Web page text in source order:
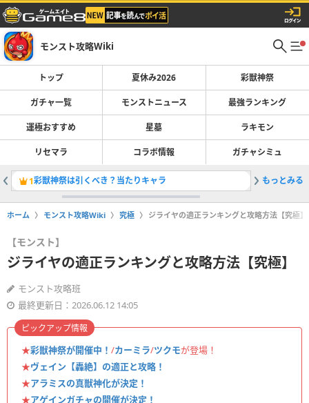
モンスト攻略Wiki
トップ 夏休み2026 彩獣神祭
ガチャ一覧 モンストニュース 最強ランキング
運極おすすめ 星墓 ラキモン
リセマラ コラボ情報 ガチャシミュ
1彩獣神祭は引くべき？当たりキャラ 2最強キ
もっとみる
ホーム モンスト攻略Wiki 究極 ジライヤの適正ランキングと攻略方法【究極】
【モンスト】
ジライヤの適正ランキングと攻略方法【究極】
モンスト攻略班
最終更新日：2026.06.12 14:05
★彩獣神祭が開催中！ /カーミラ/ツクモが登場！
★ヴェイン【轟絶】の適正と攻略！
★アラミスの真獣神化が決定！
★アゲインガチャの開催が決定！
ピックアップ情報